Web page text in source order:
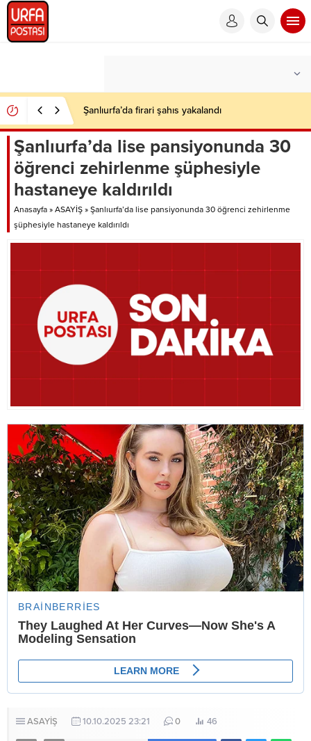
Şanlıurfa’da firari şahıs yakalandı
Şanlıurfa’da lise pansiyonunda 30
öğrenci zehirlenme şüphesiyle
hastaneye kaldırıldı
Anasayfa » ASAYİŞ » Şanlıurfa’da lise pansiyonunda 30 öğrenci zehirlenme
şüphesiyle hastaneye kaldırıldı
ASAYİŞ 10.10.2025 23:21 0 46